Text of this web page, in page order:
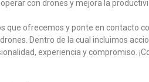
con drones y mejora la
que ofrecemos y ponte en contacto
Dentro de la cual incluimos
experiencia y compromiso.